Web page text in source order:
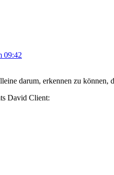
09:42
darum, erkennen zu können,
David Client: